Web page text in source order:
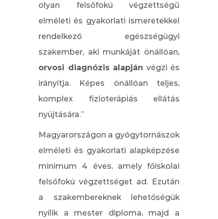
olyan felsőfokú végzettségű
elméleti és gyakorlati ismeretekkel
rendelkező egészségügyi
szakember, aki munkáját önállóan,
orvosi diagnózis alapján végzi és
irányítja. Képes önállóan teljes,
komplex fizioterápiás ellátás
nyújtására.”
Magyarországon a gyógytornászok
elméleti és gyakorlati alapképzése
minimum 4 éves, amely főiskolai
felsőfokú végzettséget ad. Ezután
a szakembereknek lehetőségük
nyílik a mester diploma, majd a